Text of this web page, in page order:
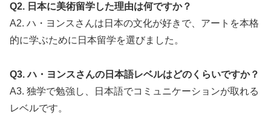
Q2. 日本に美術留学した理由は何ですか？
A2. ハ・ヨンスさんは日本の文化が好きで、アートを本格
的に学ぶために日本留学を選びました。
Q3. ハ・ヨンスさんの日本語レベルはどのくらいですか？
A3. 独学で勉強し、日本語でコミュニケーションが取れる
レベルです。